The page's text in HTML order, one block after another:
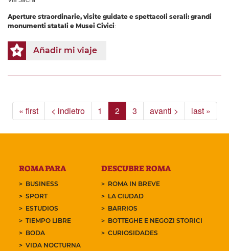
Aperture straordinarie, visite guidate e spettacoli serali: grandi
monumenti statali e Musei Civici:
Añadir mi viaje
« first < indietro 1 2 3 avanti > last »
ROMA PARA
BUSINESS
SPORT
ESTUDIOS
TIEMPO LIBRE
BODA
VIDA NOCTURNA
DESCUBRE ROMA
ROMA IN BREVE
LA CIUDAD
BARRIOS
BOTTEGHE E NEGOZI STORICI
CURIOSIDADES